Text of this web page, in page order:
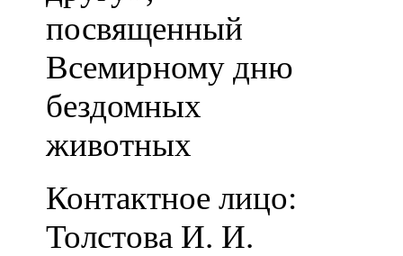
посвященный
Всемирному дню
бездомных
животных
Контактное лицо:
Толстова И. И.